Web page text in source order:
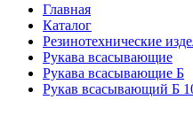
Главная
Каталог
Резинотехнические
Рукава всасывающие
Рукава всасывающие Б
Рукав всасывающий Б